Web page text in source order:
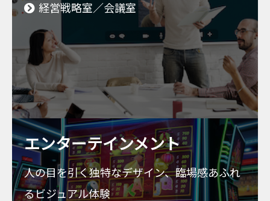
経営戦略室／会議室
エンターテインメント
人の目を引く独特なデザイン、臨場感あふれ
るビジュアル体験